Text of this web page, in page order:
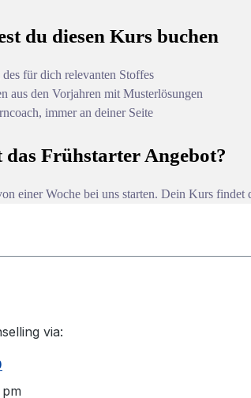
du diesen Kurs buchen
für dich relevanten Stoffes
aus den Vorjahren mit Musterlösungen
immer an deiner Seite
das Frühstarter Angebot?
einer Woche bei uns starten. Dein Kurs
via: